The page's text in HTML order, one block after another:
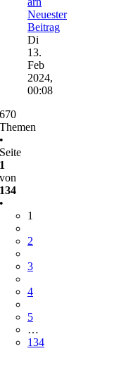
Neuester
Beitrag
Di
13.
Feb
2024,
00:08
670
Themen
•
Seite
1
von
134
•
1
2
3
4
5
…
134